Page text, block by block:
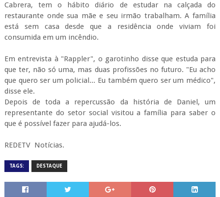
Cabrera, tem o hábito diário de estudar na calçada do
restaurante onde sua mãe e seu irmão trabalham. A família
está sem casa desde que a residência onde viviam foi
consumida em um incêndio.
Em entrevista à "Rappler", o garotinho disse que estuda para
que ter, não só uma, mas duas profissões no futuro. "Eu acho
que quero ser um policial... Eu também quero ser um médico",
disse ele.
Depois de toda a repercussão da história de Daniel, um
representante do setor social visitou a família para saber o
que é possível fazer para ajudá-los.
REDETV Notícias.
TAGS: DESTAQUE